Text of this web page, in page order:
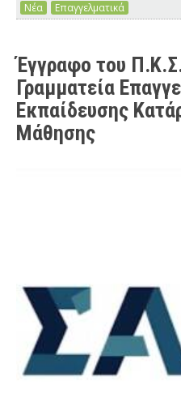
Νέα Επαγγελματικά
Έγγραφο του
Γραμματεία
Εκπαίδευσης
Μάθησης